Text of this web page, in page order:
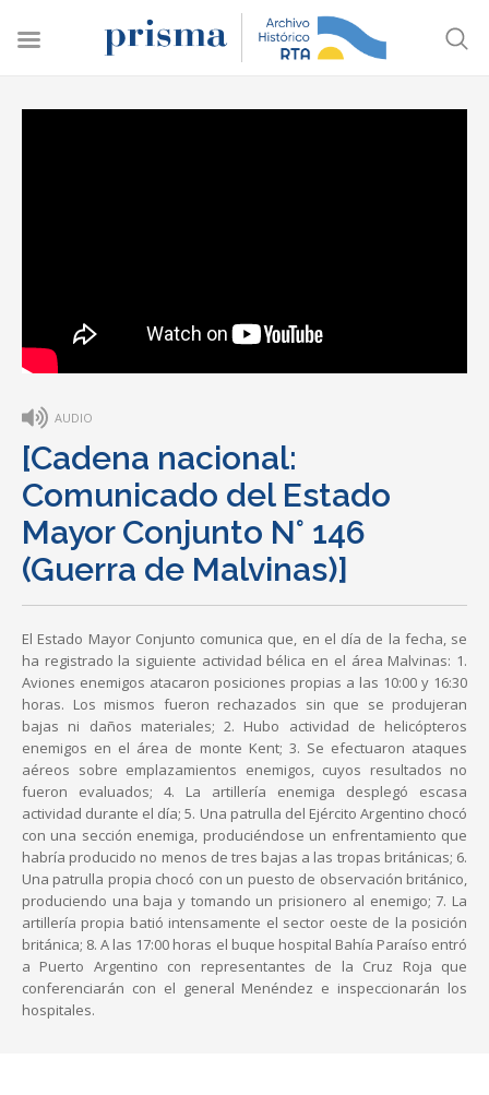
AUDIO
[Cadena nacional:
Comunicado del Estado
Mayor Conjunto N° 146
(Guerra de Malvinas)]
El Estado Mayor Conjunto comunica que, en el día de la fecha, se
ha registrado la siguiente actividad bélica en el área Malvinas: 1.
Aviones enemigos atacaron posiciones propias a las 10:00 y 16:30
horas. Los mismos fueron rechazados sin que se produjeran
bajas ni daños materiales; 2. Hubo actividad de helicópteros
enemigos en el área de monte Kent; 3. Se efectuaron ataques
aéreos sobre emplazamientos enemigos, cuyos resultados no
fueron evaluados; 4. La artillería enemiga desplegó escasa
actividad durante el día; 5. Una patrulla del Ejército Argentino chocó
con una sección enemiga, produciéndose un enfrentamiento que
habría producido no menos de tres bajas a las tropas británicas; 6.
Una patrulla propia chocó con un puesto de observación británico,
produciendo una baja y tomando un prisionero al enemigo; 7. La
artillería propia batió intensamente el sector oeste de la posición
británica; 8. A las 17:00 horas el buque hospital Bahía Paraíso entró
a Puerto Argentino con representantes de la Cruz Roja que
conferenciarán con el general Menéndez e inspeccionarán los
hospitales.